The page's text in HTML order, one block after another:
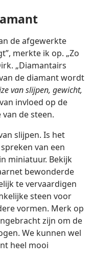
de afgewerkte
merkte ik op. „Zo
„Diamantairs
de diamant wordt
van slijpen, gewicht,
invloed op de
de steen.
slijpen. Is het
van een
miniatuur. Bekijk
bewonderde
te vervaardigen
steen voor
vormen. Merk op
zijn om de
We kunnen wel
heel mooi